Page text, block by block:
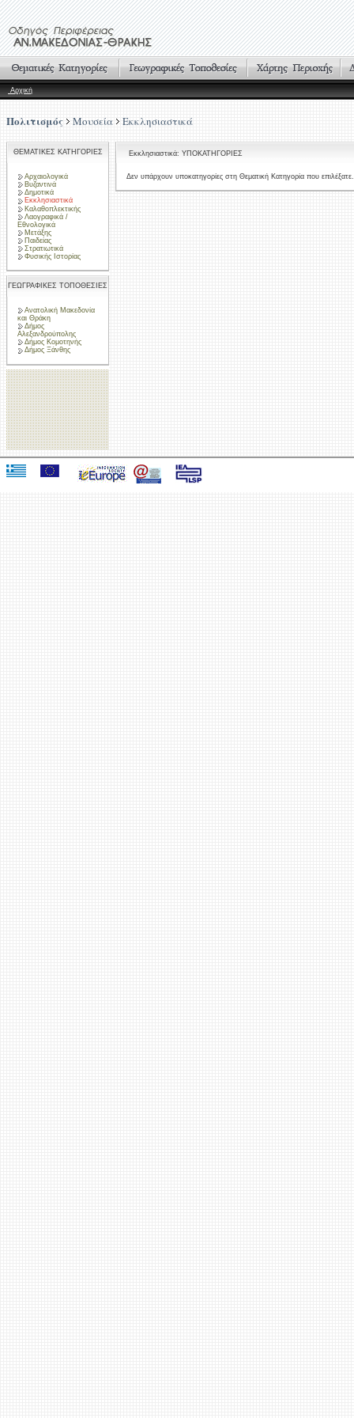
Αρχική
Πολιτισμός Μουσεία Εκκλησιαστικά
ΘΕΜΑΤΙΚΕΣ ΚΑΤΗΓΟΡΙΕΣ
Αρχαιολογικά
Βυζαντινά
Δημοτικά
Εκκλησιαστικά
Καλαθοπλεκτικής
Λαογραφικά /
Εθνολογικά
Μετάξης
Παιδείας
Στρατιωτικά
Φυσικής Ιστορίας
ΓΕΩΓΡΑΦΙΚΕΣ ΤΟΠΟΘΕΣΙΕΣ
Ανατολική Μακεδονία
και Θράκη
Δήμος
Αλεξανδρούπολης
Δήμος Κομοτηνής
Δήμος Ξάνθης
Εκκλησιαστικά: ΥΠΟΚΑΤΗΓΟΡΙΕΣ
Δεν υπάρχουν υποκατηγορίες στη Θεματική Κατηγορία που επιλέξατε.